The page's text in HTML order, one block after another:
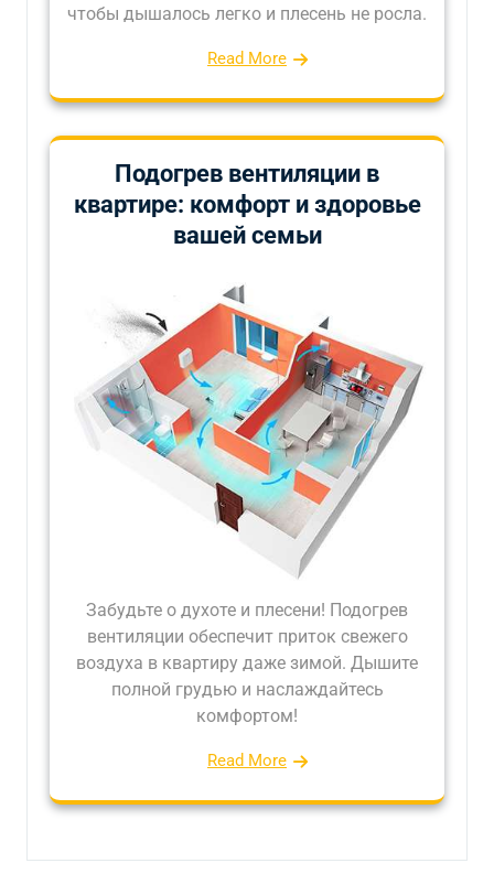
чтобы дышалось легко и плесень не росла.
Read More
Подогрев вентиляции в
квартире: комфорт и здоровье
вашей семьи
Забудьте о духоте и плесени! Подогрев
вентиляции обеспечит приток свежего
воздуха в квартиру даже зимой. Дышите
полной грудью и наслаждайтесь
комфортом!
Read More